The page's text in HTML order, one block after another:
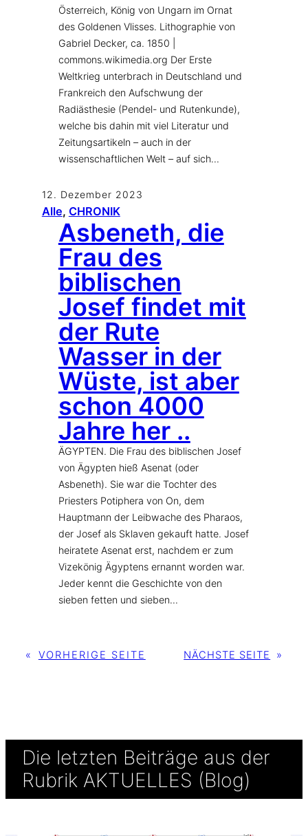
Österreich, König von Ungarn im Ornat
des Goldenen Vlisses. Lithographie von
Gabriel Decker, ca. 1850 |
commons.wikimedia.org Der Erste
Weltkrieg unterbrach in Deutschland und
Frankreich den Aufschwung der
Radiästhesie (Pendel- und Rutenkunde),
welche bis dahin mit viel Literatur und
Zeitungsartikeln – auch in der
wissenschaftlichen Welt – auf sich…
12. Dezember 2023
Alle, CHRONIK
Asbeneth, die
Frau des
biblischen
Josef findet mit
der Rute
Wasser in der
Wüste, ist aber
schon 4000
Jahre her ..
ÄGYPTEN. Die Frau des biblischen Josef
von Ägypten hieß Asenat (oder
Asbeneth). Sie war die Tochter des
Priesters Potiphera von On, dem
Hauptmann der Leibwache des Pharaos,
der Josef als Sklaven gekauft hatte. Josef
heiratete Asenat erst, nachdem er zum
Vizekönig Ägyptens ernannt worden war.
Jeder kennt die Geschichte von den
sieben fetten und sieben…
« VORHERIGE SEITE NÄCHSTE SEITE »
Die letzten Beiträge aus der
Rubrik AKTUELLES (Blog)